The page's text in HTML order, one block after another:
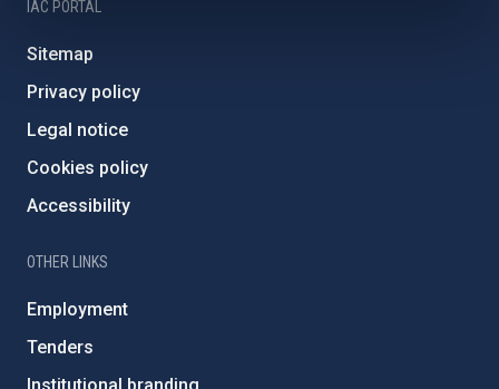
IAC PORTAL
Sitemap
Privacy policy
Legal notice
Cookies policy
Accessibility
OTHER LINKS
Employment
Tenders
Institutional branding